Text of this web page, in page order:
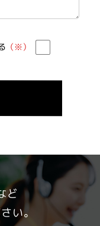
（※）
ど
い。